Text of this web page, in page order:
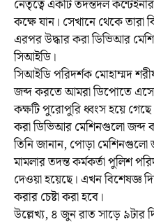
নেতৃত্বে একটি তদন্তদল
কক্ষে যান। সেখানে থেকে তারা
এরপর উদ্ধার করা ডিভিআর
সিআইডি।
সিআইডি পরিদর্শক মোহাম্মদ
জব্দ করতে আমরা ডিপোতে
কক্ষটি পুরোপুরি ধ্বংস হয়ে
করা ডিভিআর মেশিনগুলো জব্দ
তিনি জানান, পোড়া
মামলার তদন্ত কর্মকর্তা পুলিশ
দেওয়া হয়েছে। এখন বিশেষজ্ঞ
করার চেষ্টা করা হবে।
উল্লেখ্য, ৪ জুন রাত সাড়ে ৯টার